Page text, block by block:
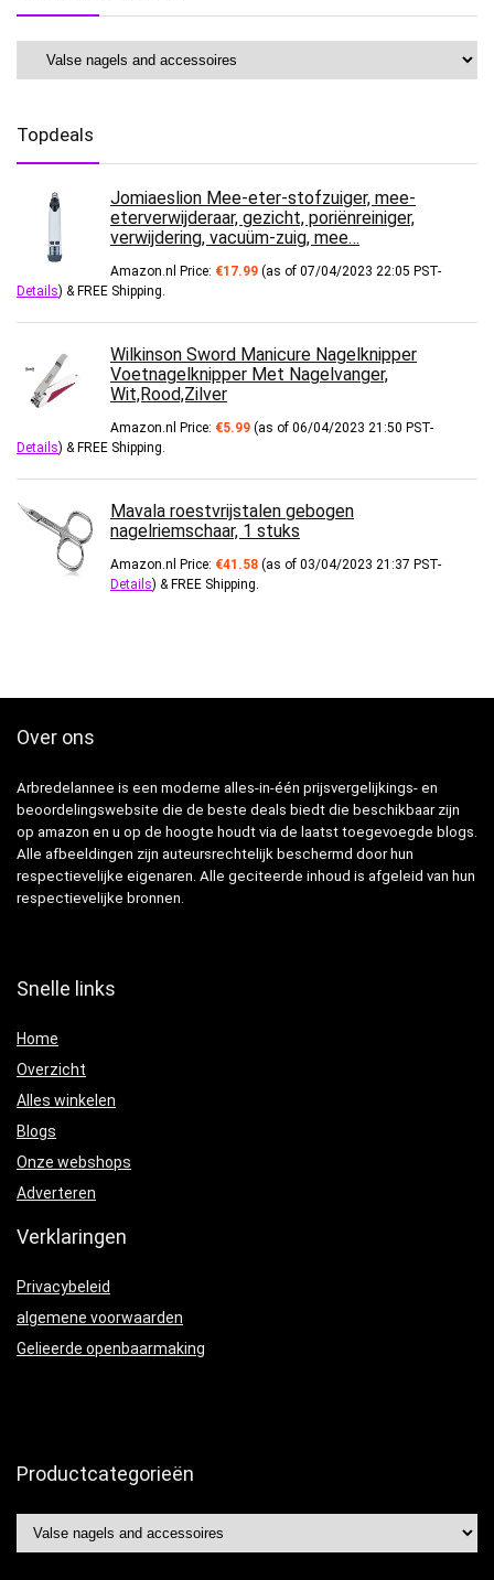
Topdeals
Jomiaeslion Mee-eter-stofzuiger, mee-
eterverwijderaar, gezicht, poriënreiniger,
verwijdering, vacuüm-zuig, mee…
Amazon.nl Price: €17.99 (as of 07/04/2023 22:05 PST-
Details) & FREE Shipping.
Wilkinson Sword Manicure Nagelknipper
Voetnagelknipper Met Nagelvanger,
Wit,Rood,Zilver
Amazon.nl Price: €5.99 (as of 06/04/2023 21:50 PST-
Details) & FREE Shipping.
Mavala roestvrijstalen gebogen
nagelriemschaar, 1 stuks
Amazon.nl Price: €41.58 (as of 03/04/2023 21:37 PST-
Details) & FREE Shipping.
Over ons
Arbredelannee is een moderne alles-in-één prijsvergelijkings- en
beoordelingswebsite die de beste deals biedt die beschikbaar zijn
op amazon en u op de hoogte houdt via de laatst toegevoegde blogs.
Alle afbeeldingen zijn auteursrechtelijk beschermd door hun
respectievelijke eigenaren. Alle geciteerde inhoud is afgeleid van hun
respectievelijke bronnen.
Snelle links
Home
Overzicht
Alles winkelen
Blogs
Onze webshops
Adverteren
Verklaringen
Privacybeleid
algemene voorwaarden
Gelieerde openbaarmaking
Productcategorieën